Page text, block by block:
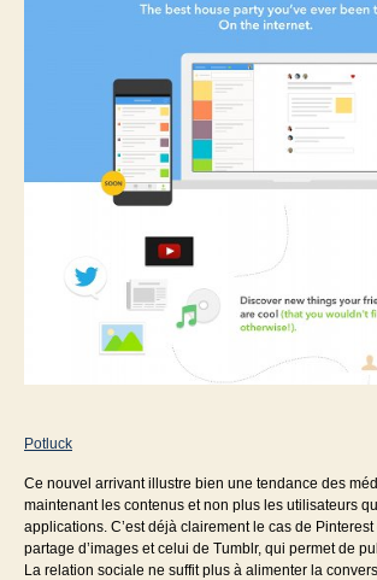
Potluck
Ce nouvel arrivant illustre bien une tendance des
maintenant les contenus et non plus les utilisateurs
applications. C’est déjà clairement le cas de
partage d’images et celui de Tumblr, qui permet de
La relation sociale ne suffit plus à alimenter la